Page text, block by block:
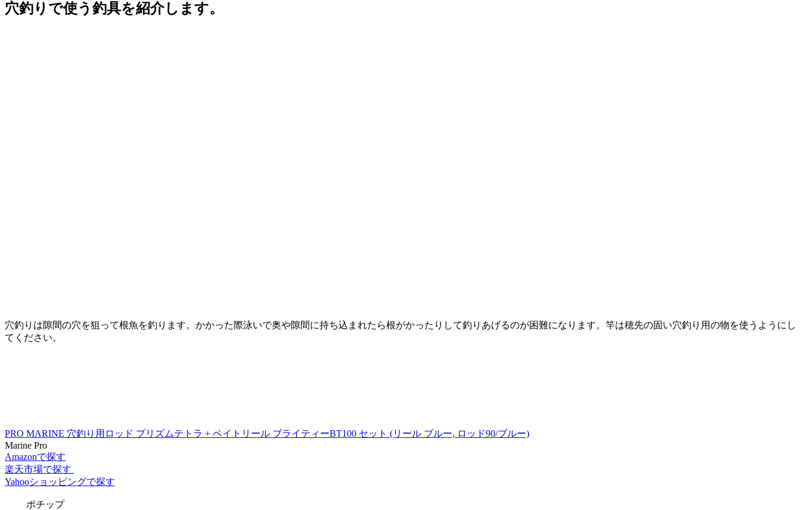
穴釣りで使う釣具を紹介します。
穴釣りは隙間の穴を狙って根魚を釣ります。かかった際泳いで奥や隙間に持ち込まれたら根がかったりして釣りあげるのが困難になります。竿は穂先の固い穴釣り用の物を使うようにし
てください。
PRO MARINE 穴釣り用ロッド プリズムテトラ + ベイトリール ブライティーBT100 セット (リール ブルー, ロッド90/ブルー)
Marine Pro
Amazonで探す
楽天市場で探す
Yahooショッピングで探す
ポチップ